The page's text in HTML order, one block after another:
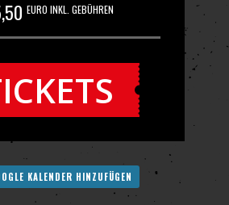
EURO INKL. GEBÜHREN
KALENDER HINZUFÜGEN